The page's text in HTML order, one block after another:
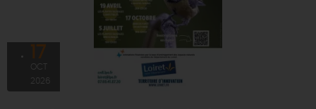
17
2026